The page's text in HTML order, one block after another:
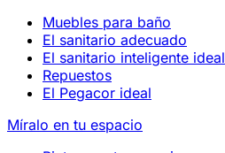
Muebles para baño
El sanitario adecuado
El sanitario inteligente ideal
Repuestos
El Pegacor ideal
Míralo en tu espacio